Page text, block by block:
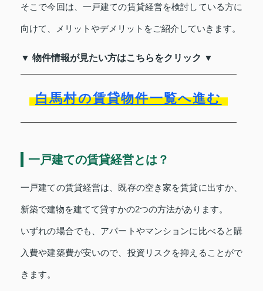
そこで今回は、一戸建ての賃貸経営を検討している方に
向けて、メリットやデメリットをご紹介していきます。
▼ 物件情報が見たい方はこちらをクリック ▼
白馬村の賃貸物件一覧へ進む
一戸建ての賃貸経営とは？
一戸建ての賃貸経営は、既存の空き家を賃貸に出すか、
新築で建物を建てて貸すかの2つの方法があります。
いずれの場合でも、アパートやマンションに比べると購
入費や建築費が安いので、投資リスクを抑えることがで
きます。